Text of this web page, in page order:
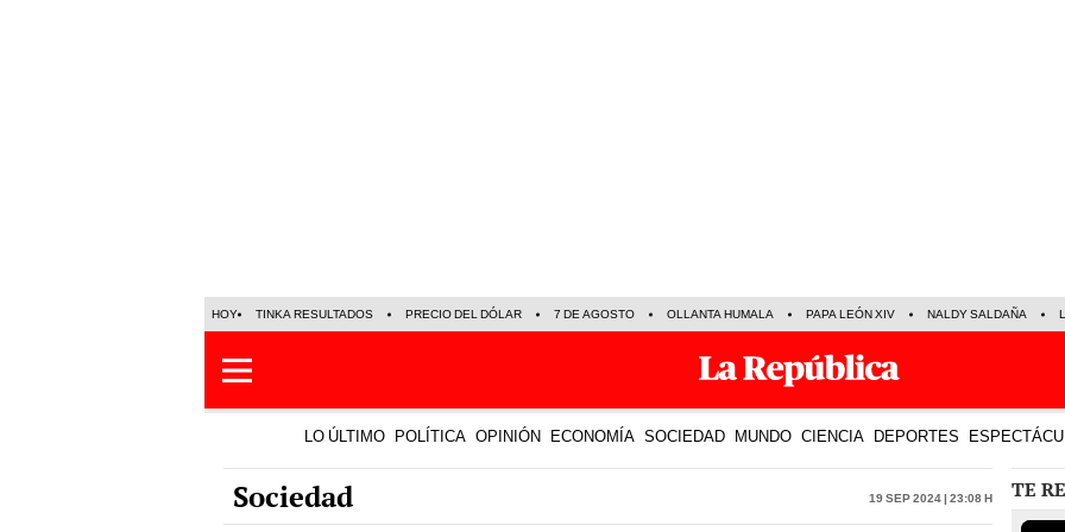
HOY TINKA RESULTADOS PRECIO DEL DÓLAR 7 DE AGOSTO OLLANTA HUMALA PAPA LEÓN XIV NALDY SALDAÑA
LO ÚLTIMO POLÍTICA OPINIÓN ECONOMÍA SOCIEDAD MUNDO CIENCIA DEPORTES
Sociedad 19 Sep 2024 | 23:08 h TE